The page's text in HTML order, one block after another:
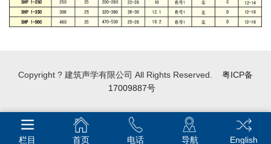
Copyright ? 建筑声学有限公司 All Rights Reserved. 粤ICP备
17009887号
栏目 首页 电话 导航 English